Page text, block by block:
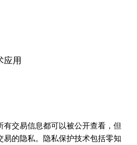
应用
有交易信息都可以被公开查看，但
易的隐私。隐私保护技术包括零知